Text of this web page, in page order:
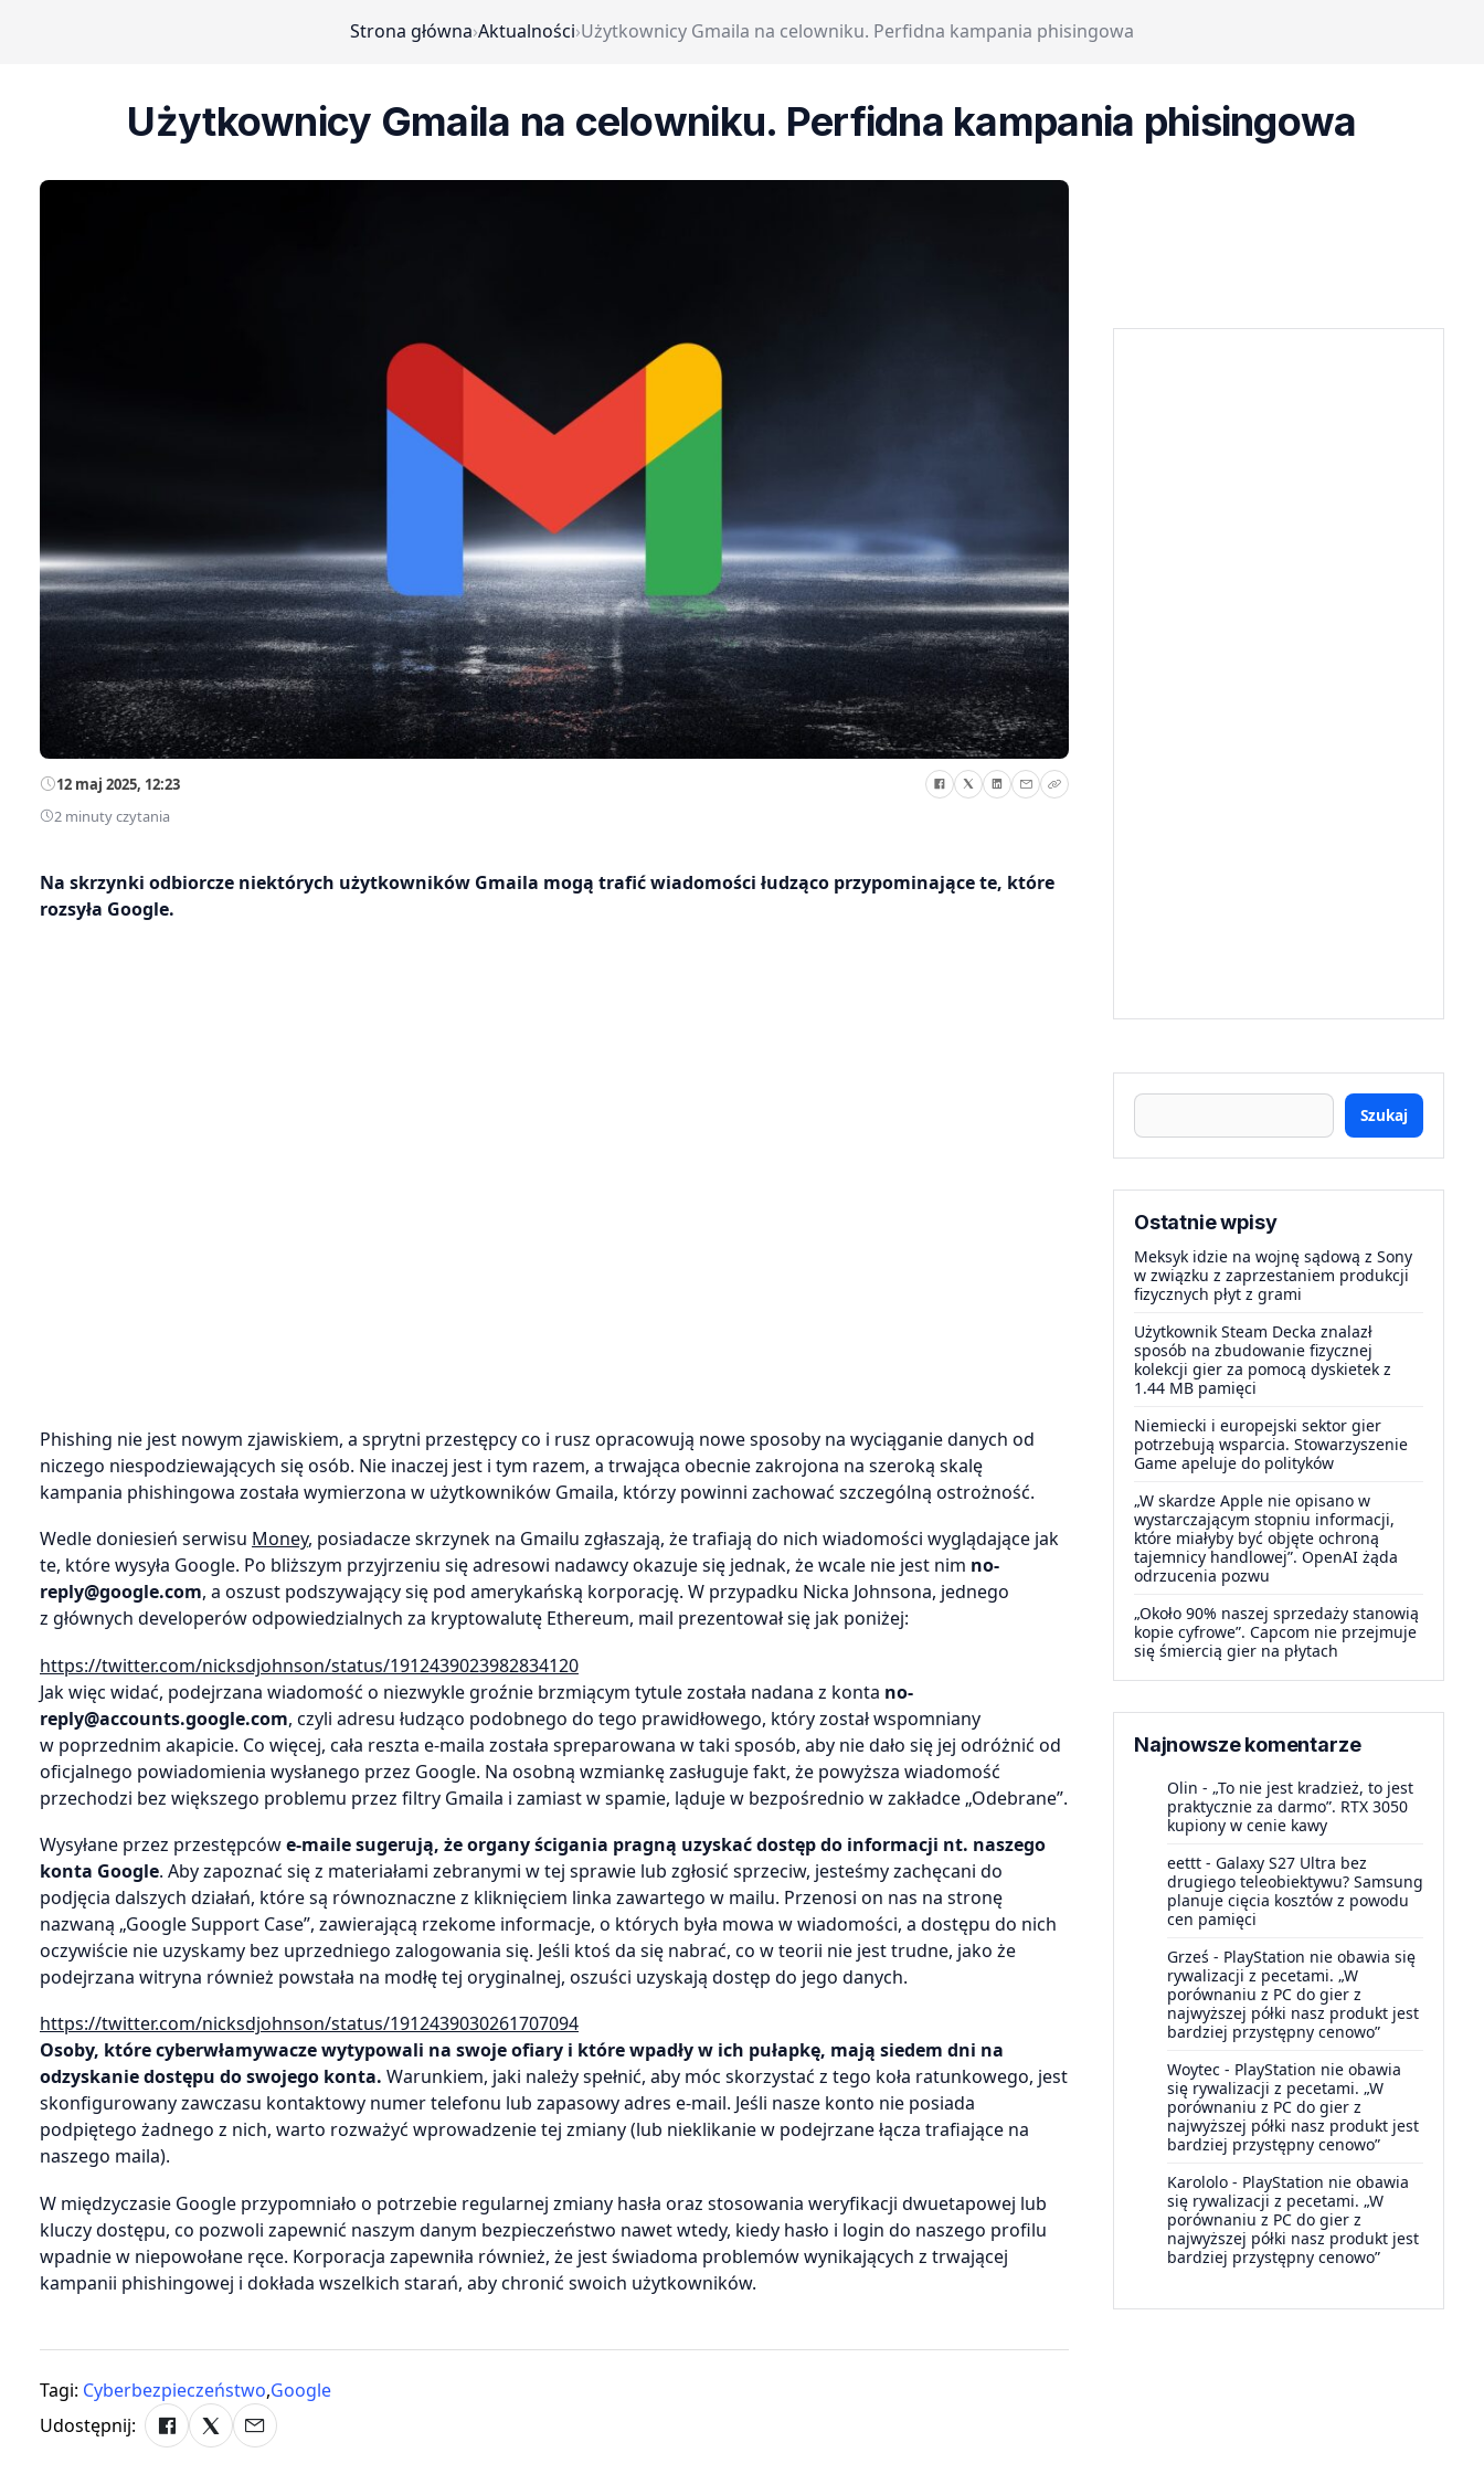
Strona główna›Aktualności›Użytkownicy Gmaila na celowniku. Perfidna kampania phisingowa
Użytkownicy Gmaila na celowniku. Perfidna kampania phisingowa
12 maj 2025, 12:23
2 minuty czytania
Na skrzynki odbiorcze niektórych użytkowników Gmaila mogą trafić wiadomości łudząco przypominające te, które
rozsyła Google.
Phishing nie jest nowym zjawiskiem, a sprytni przestępcy co i rusz opracowują nowe sposoby na wyciąganie danych od
niczego niespodziewających się osób. Nie inaczej jest i tym razem, a trwająca obecnie zakrojona na szeroką skalę
kampania phishingowa została wymierzona w użytkowników Gmaila, którzy powinni zachować szczególną ostrożność.
Wedle doniesień serwisu Money, posiadacze skrzynek na Gmailu zgłaszają, że trafiają do nich wiadomości wyglądające jak
te, które wysyła Google. Po bliższym przyjrzeniu się adresowi nadawcy okazuje się jednak, że wcale nie jest nim no-
reply@google.com, a oszust podszywający się pod amerykańską korporację. W przypadku Nicka Johnsona, jednego
z głównych developerów odpowiedzialnych za kryptowalutę Ethereum, mail prezentował się jak poniżej:
https://twitter.com/nicksdjohnson/status/1912439023982834120
Jak więc widać, podejrzana wiadomość o niezwykle groźnie brzmiącym tytule została nadana z konta no-
reply@accounts.google.com, czyli adresu łudząco podobnego do tego prawidłowego, który został wspomniany
w poprzednim akapicie. Co więcej, cała reszta e-maila została spreparowana w taki sposób, aby nie dało się jej odróżnić od
oficjalnego powiadomienia wysłanego przez Google. Na osobną wzmiankę zasługuje fakt, że powyższa wiadomość
przechodzi bez większego problemu przez filtry Gmaila i zamiast w spamie, ląduje w bezpośrednio w zakładce „Odebrane”.
Wysyłane przez przestępcówe-maile sugerują, że organy ścigania pragną uzyskać dostęp do informacji nt. naszego
konta Google. Aby zapoznać się z materiałami zebranymi w tej sprawie lub zgłosić sprzeciw, jesteśmy zachęcani do
podjęcia dalszych działań, które są równoznaczne z kliknięciem linka zawartego w mailu. Przenosi on nas na stronę
nazwaną „Google Support Case”, zawierającą rzekome informacje, o których była mowa w wiadomości, a dostępu do nich
oczywiście nie uzyskamy bez uprzedniego zalogowania się. Jeśli ktoś da się nabrać, co w teorii nie jest trudne, jako że
podejrzana witryna również powstała na modłę tej oryginalnej, oszuści uzyskają dostęp do jego danych.
https://twitter.com/nicksdjohnson/status/1912439030261707094
Osoby, które cyberwłamywacze wytypowali na swoje ofiary i które wpadły w ich pułapkę, mają siedem dni na
odzyskanie dostępu do swojego konta. Warunkiem, jaki należy spełnić, aby móc skorzystać z tego koła ratunkowego, jest
skonfigurowany zawczasu kontaktowy numer telefonu lub zapasowy adres e-mail. Jeśli nasze konto nie posiada
podpiętego żadnego z nich, warto rozważyć wprowadzenie tej zmiany (lub nieklikanie w podejrzane łącza trafiające na
naszego maila).
W międzyczasie Google przypomniało o potrzebie regularnej zmiany hasła oraz stosowania weryfikacji dwuetapowej lub
kluczy dostępu, co pozwoli zapewnić naszym danym bezpieczeństwo nawet wtedy, kiedy hasło i login do naszego profilu
wpadnie w niepowołane ręce. Korporacja zapewniła również, że jest świadoma problemów wynikających z trwającej
kampanii phishingowej i dokłada wszelkich starań, aby chronić swoich użytkowników.
Tagi: Cyberbezpieczeństwo,Google
Udostępnij:
Szukaj
Ostatnie wpisy
Meksyk idzie na wojnę sądową z Sony
w związku z zaprzestaniem produkcji
fizycznych płyt z grami
Użytkownik Steam Decka znalazł
sposób na zbudowanie fizycznej
kolekcji gier za pomocą dyskietek z
1.44 MB pamięci
Niemiecki i europejski sektor gier
potrzebują wsparcia. Stowarzyszenie
Game apeluje do polityków
„W skardze Apple nie opisano w
wystarczającym stopniu informacji,
które miałyby być objęte ochroną
tajemnicy handlowej”. OpenAI żąda
odrzucenia pozwu
„Około 90% naszej sprzedaży stanowią
kopie cyfrowe”. Capcom nie przejmuje
się śmiercią gier na płytach
Najnowsze komentarze
Olin - „To nie jest kradzież, to jest
praktycznie za darmo”. RTX 3050
kupiony w cenie kawy
eettt - Galaxy S27 Ultra bez
drugiego teleobiektywu? Samsung
planuje cięcia kosztów z powodu
cen pamięci
Grześ - PlayStation nie obawia się
rywalizacji z pecetami. „W
porównaniu z PC do gier z
najwyższej półki nasz produkt jest
bardziej przystępny cenowo”
Woytec - PlayStation nie obawia
się rywalizacji z pecetami. „W
porównaniu z PC do gier z
najwyższej półki nasz produkt jest
bardziej przystępny cenowo”
Karololo - PlayStation nie obawia
się rywalizacji z pecetami. „W
porównaniu z PC do gier z
najwyższej półki nasz produkt jest
bardziej przystępny cenowo”